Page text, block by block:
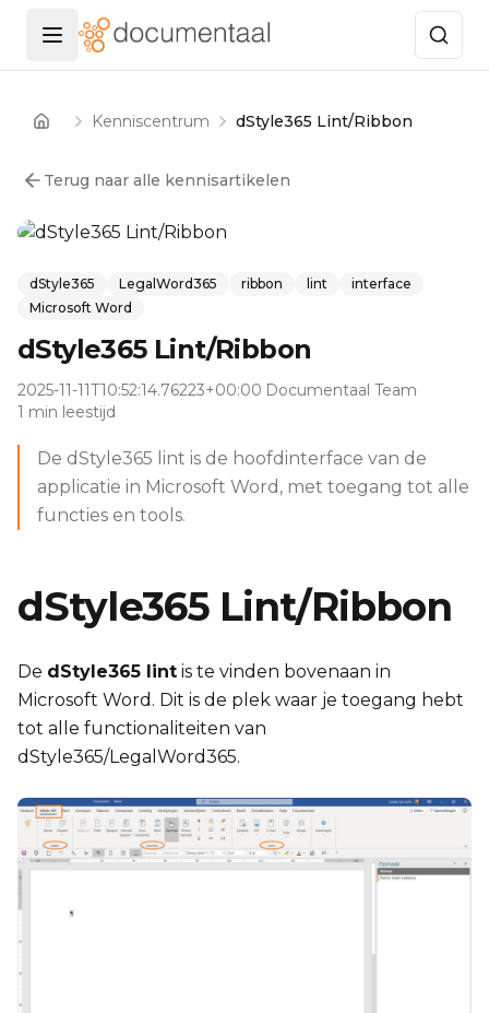
Menu openen
Home Kenniscentrum dStyle365 Lint/Ribbon
Terug naar alle kennisartikelen
dStyle365 LegalWord365 ribbon lint
interface
Microsoft Word
dStyle365 Lint/Ribbon
2025-11-11T10:52:14.76223+00:00 Documentaal Team
1 min leestijd
De dStyle365 lint is de hoofdinterface van de
applicatie in Microsoft Word, met toegang tot alle
functies en tools.
dStyle365 Lint/Ribbon
De dStyle365 lint is te vinden bovenaan in
Microsoft Word. Dit is de plek waar je toegang hebt
tot alle functionaliteiten van
dStyle365/LegalWord365.